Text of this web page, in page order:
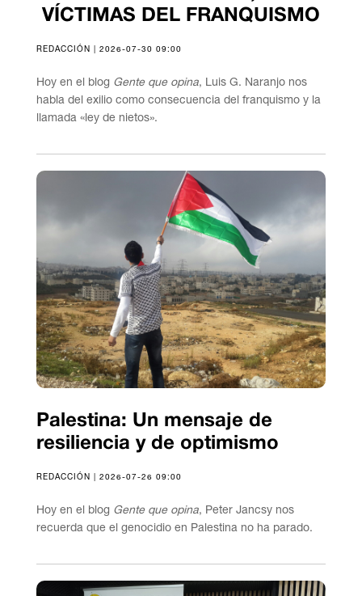
VÍCTIMAS DEL FRANQUISMO
REDACCIÓN | 2026-07-30 09:00
Hoy en el blog Gente que opina, Luis G. Naranjo nos
habla del exilio como consecuencia del franquismo y la
llamada «ley de nietos».
Palestina: Un mensaje de
resiliencia y de optimismo
REDACCIÓN | 2026-07-26 09:00
Hoy en el blog Gente que opina, Peter Jancsy nos
recuerda que el genocidio en Palestina no ha parado.